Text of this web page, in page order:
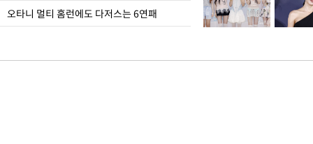
오타니 멀티 홈런에도 다저스는 6연패